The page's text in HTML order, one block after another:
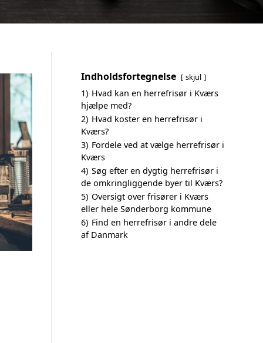
Indholdsfortegnelse skjul
1) Hvad kan en herrefrisør i Kværs
hjælpe med?
2) Hvad koster en herrefrisør i
Kværs?
3) Fordele ved at vælge herrefrisør i
Kværs
4) Søg efter en dygtig herrefrisør i
de omkringliggende byer til Kværs?
5) Oversigt over frisører i Kværs
eller hele Sønderborg kommune
6) Find en herrefrisør i andre dele
af Danmark